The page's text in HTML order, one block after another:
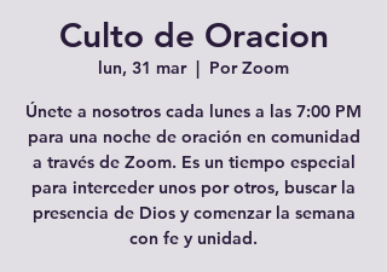
Culto de Oracion
lun, 31 mar
  |
Por Zoom
Únete a nosotros cada lunes a las 7:00 PM
para una noche de oración en comunidad
a través de Zoom. Es un tiempo especial
para interceder unos por otros, buscar la
presencia de Dios y comenzar la semana
con fe y unidad.